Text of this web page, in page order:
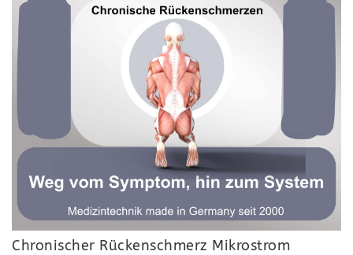
Chronischer Rückenschmerz Mikrostrom